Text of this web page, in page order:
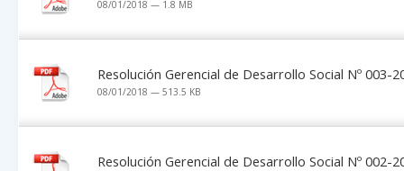
08/01/2018 — 1.8 MB
Resolución Gerencial de Desarrollo Social Nº 003-
08/01/2018 — 513.5 KB
Resolución Gerencial de Desarrollo Social Nº 002-